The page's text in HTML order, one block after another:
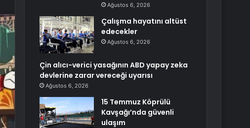
Ağustos 6, 2026
Çalışma hayatını altüst
edecekler
Ağustos 6, 2026
Çin alıcı-verici yasağının ABD yapay zeka
devlerine zarar vereceği uyarısı
Ağustos 6, 2026
15 Temmuz Köprülü
Kavşağı’nda güvenli
ulaşım